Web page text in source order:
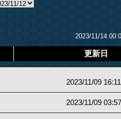
2023/11/14
更新日
2023/11/09
2023/11/09